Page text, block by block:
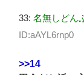
33: 名無しどん
ID:aAYL6rnp0
>>14